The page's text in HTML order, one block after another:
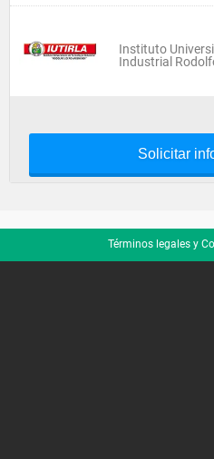
Instituto
Industrial
Solicitar
Términos legales y